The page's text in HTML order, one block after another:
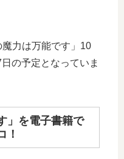
力は万能です」10
の予定となっていま
」を電子書籍で
！